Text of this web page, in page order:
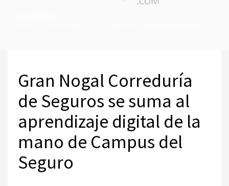
Gran Nogal Correduría
de Seguros se suma al
aprendizaje digital de la
mano de Campus del
Seguro